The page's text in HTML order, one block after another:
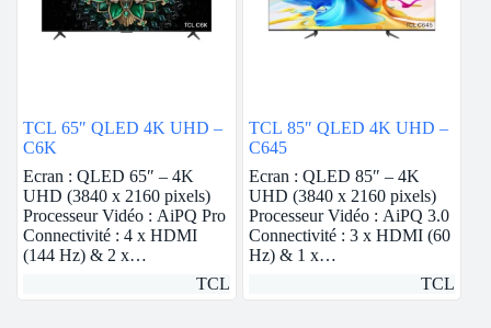
TCL 65″ QLED 4K UHD –
C6K
Ecran : QLED 65″ – 4K
UHD (3840 x 2160 pixels)
Processeur Vidéo : AiPQ Pro
Connectivité : 4 x HDMI
(144 Hz) & 2 x…
TCL
TCL 85″ QLED 4K UHD –
C645
Ecran : QLED 85″ – 4K
UHD (3840 x 2160 pixels)
Processeur Vidéo : AiPQ 3.0
Connectivité : 3 x HDMI (60
Hz) & 1 x…
TCL